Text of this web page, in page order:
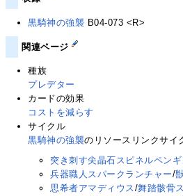
黒騎神の強襲 B04-073 <R>
関連ページ
種族
プレデター
カードの効果
コストを減らす
サイクル
黒騎神の強襲のリソースリンクサイ
突き刺す尖晶石スピネルペンギ
兵器職人スパークランチャー/
思希者アマディウス/舞踏骸骨